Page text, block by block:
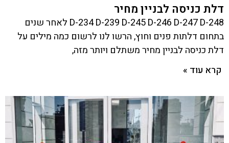
דלת כניסה לבניין מחיר
D-234 D-239 D-245 D-246 D-247 D-248 לאחר שנים
בתחום דלתות פנים וחוץ, הרשו לנו לרשום כמה מילים על
דלת כניסה לבניין מחיר משתלם ויותר מזה,
קרא עוד »